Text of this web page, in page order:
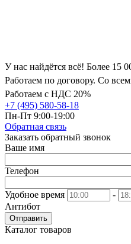
У нас найдётся всё! Более 15
Работаем по договору. Со
Работаем с НДС 20%
+7 (495) 580-58-18
Пн-Пт 9:00-19:00
Обратная связь
Заказать обратный звонок
Ваше имя
Телефон
Удобное время
-
Антибот
Отправить
Каталог товаров